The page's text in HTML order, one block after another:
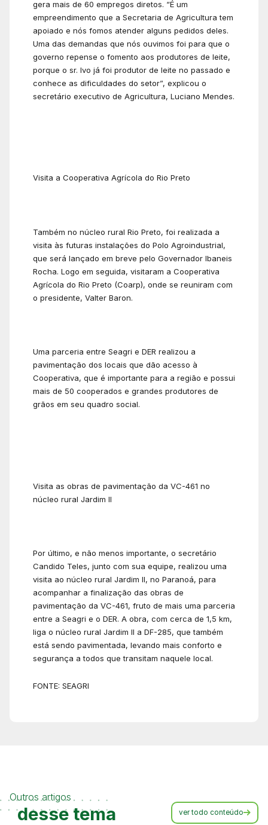
gera mais de 60 empregos diretos. “É um
empreendimento que a Secretaria de Agricultura tem
apoiado e nós fomos atender alguns pedidos deles.
Uma das demandas que nós ouvimos foi para que o
governo repense o fomento aos produtores de leite,
porque o sr. Ivo já foi produtor de leite no passado e
conhece as dificuldades do setor”, explicou o
secretário executivo de Agricultura, Luciano Mendes.
Visita a Cooperativa Agrícola do Rio Preto
Também no núcleo rural Rio Preto, foi realizada a
visita às futuras instalações do Polo Agroindustrial,
que será lançado em breve pelo Governador Ibaneis
Rocha. Logo em seguida, visitaram a Cooperativa
Agrícola do Rio Preto (Coarp), onde se reuniram com
o presidente, Valter Baron.
Uma parceria entre Seagri e DER realizou a
pavimentação dos locais que dão acesso à
Cooperativa, que é importante para a região e possui
mais de 50 cooperados e grandes produtores de
grãos em seu quadro social.
Visita as obras de pavimentação da VC-461 no
núcleo rural Jardim II
Por último, e não menos importante, o secretário
Candido Teles, junto com sua equipe, realizou uma
visita ao núcleo rural Jardim II, no Paranoá, para
acompanhar a finalização das obras de
pavimentação da VC-461, fruto de mais uma parceria
entre a Seagri e o DER. A obra, com cerca de 1,5 km,
liga o núcleo rural Jardim II a DF-285, que também
está sendo pavimentada, levando mais conforto e
segurança a todos que transitam naquele local.
FONTE: SEAGRI
Outros artigos
desse tema ver todo conteúdo